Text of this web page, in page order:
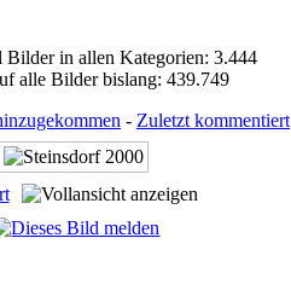
Bilder in allen Kategorien: 3.444
alle Bilder bislang: 439.749
- Zuletzt kommentiert